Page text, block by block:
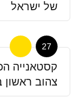
של ישראל
27
קסטאנייה
צהוב